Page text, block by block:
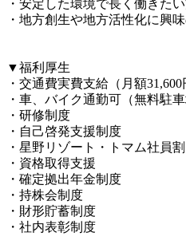
・安定した環境で長く働きた
・地方創生や地方活性化に興
▼福利厚生
・交通費実費支給（月額31,600
・車、バイク通勤可（無料駐
・研修制度
・自己啓発支援制度
・星野リゾート・トマム社員割
・資格取得支援
・確定拠出年金制度
・持株会制度
・財形貯蓄制度
・社内表彰制度